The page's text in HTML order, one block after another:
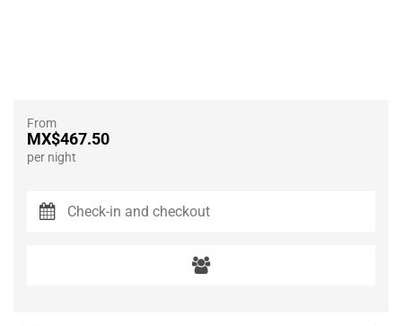
From
MX$467.50
per night